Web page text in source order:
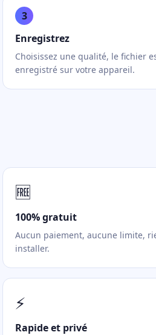
3
Enregistrez
Choisissez une qualité, le fichier
enregistré sur votre appareil.
🆓
100% gratuit
Aucun paiement, aucune limite,
installer.
⚡
Rapide et privé